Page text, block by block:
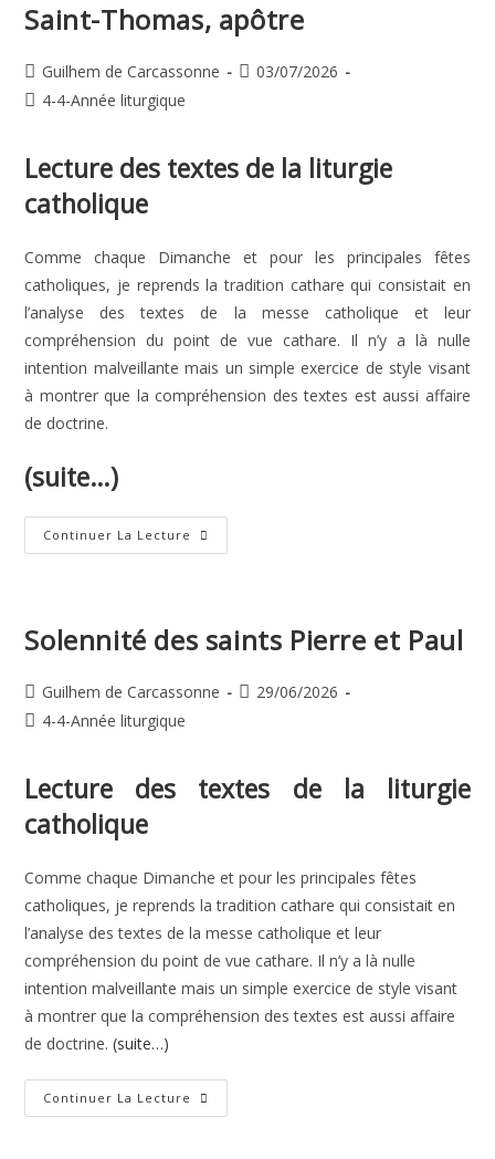
Saint-Thomas, apôtre
Auteur/autrice
de
Guilhem de Carcassonne
Publication
03/07/2026
Post4-4-Année liturgique
Lecture des textes de la liturgie
catholique
Comme chaque Dimanche et pour les principales fêtes
catholiques, je reprends la tradition cathare qui consistait en
l’analyse des textes de la messe catholique et leur
compréhension du point de vue cathare. Il n’y a là nulle
intention malveillante mais un simple exercice de style visant
à montrer que la compréhension des textes est aussi affaire
de doctrine.
(suite…)
Continuer La Lecture Saint-
Thomas,
Solennité des saints Pierre et Paul
Auteur/autrice
de
Guilhem de Carcassonne
Publication
29/06/2026
Post4-4-Année liturgique
Lecture des textes de la liturgie
catholique
Comme chaque Dimanche et pour les principales fêtes
catholiques, je reprends la tradition cathare qui consistait en
l’analyse des textes de la messe catholique et leur
compréhension du point de vue cathare. Il n’y a là nulle
intention malveillante mais un simple exercice de style visant
à montrer que la compréhension des textes est aussi affaire
de doctrine.(suite…)
Continuer La Lecture Solennité
Des